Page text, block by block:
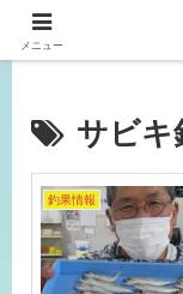
広島、
サビキ
釣果情報
メニュー